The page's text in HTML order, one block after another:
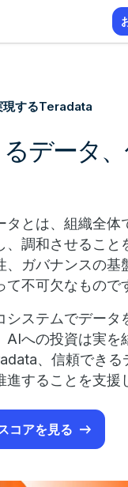
現するTeradata
データ
タとは、組織全体
、調和させること
、ガバナンスの基
不可欠なもので
システムでデータ
AIへの投資は実を
、信頼できる
進することを支援
コアを見る